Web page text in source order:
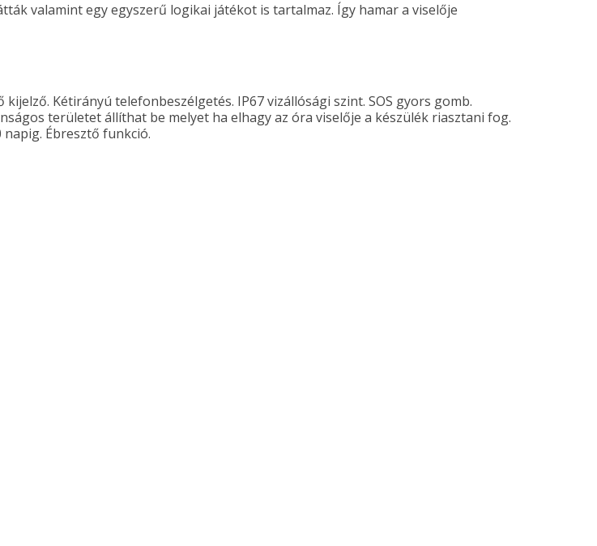
valamint egy egyszerű logikai játékot is tartalmaz. Így hamar a viselője
Kétirányú telefonbeszélgetés. IP67 vizállósági szint. SOS gyors gomb.
területet állíthat be melyet ha elhagy az óra viselője a készülék riasztani fog.
Ébresztő funkció.